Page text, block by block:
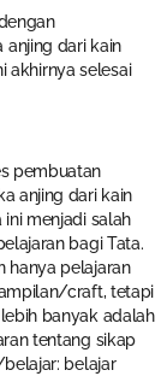
anjing dari kain
akhirnya selesai
pembuatan
anjing dari kain
ini menjadi salah
bagi Tata.
hanya pelajaran
craft, tetapi
banyak adalah
tentang sikap
belajar